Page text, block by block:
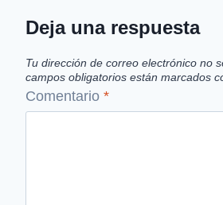
Deja una respuesta
Tu dirección de correo electrónico no
campos obligatorios están marcados
Comentario *